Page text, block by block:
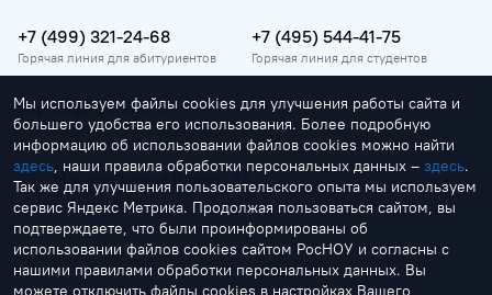
+7 (499) 321-24-68
Горячая линия для абитуриентов
+7 (495) 544-41-75
Горячая линия для студентов
vopros@rosnou.ru
Горячая линия для абитуриентов
Москва, улица Радио, 22
Главный корпус
Мы используем файлы cookies для улучшения работы сайта и
большего удобства его использования. Более подробную
информацию об использовании файлов cookies можно найти
здесь, наши правила обработки персональных данных – здесь.
Так же для улучшения пользовательского опыта мы используем
сервис Яндекс Метрика. Продолжая пользоваться сайтом, вы
подтверждаете, что были проинформированы об
использовании файлов cookies сайтом РосНОУ и согласны с
нашими правилами обработки персональных данных. Вы
можете отключить файлы cookies в настройках Вашего